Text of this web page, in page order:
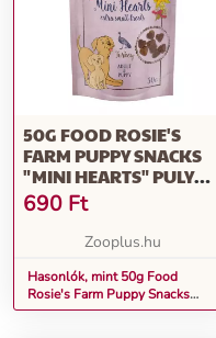
50G FOOD ROSIE'S
FARM PUPPY SNACKS
"MINI HEARTS" PULYKA
KÖLYÖKKUTYASNACK
690 Ft
Zooplus.hu
Hasonlók, mint 50g Food
Rosie's Farm Puppy Snacks
"Mini Hearts" pulyka